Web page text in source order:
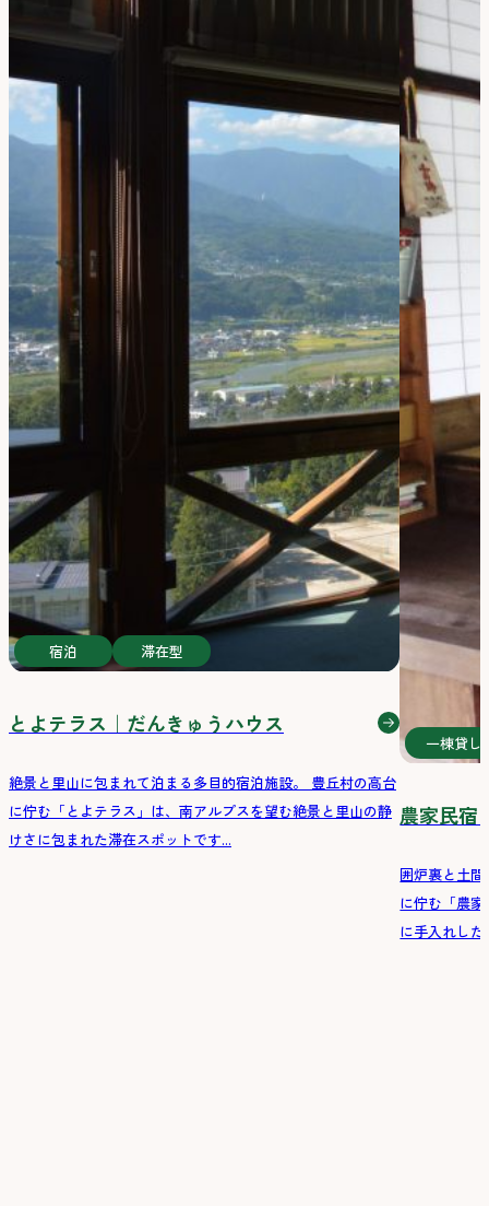
宿泊 滞在型
とよテラス｜だんきゅうハウス
絶景と里山に包まれて泊まる多目的宿泊施設。 豊丘村の高台
に佇む「とよテラス」は、南アルプスを望む絶景と里山の静
けさに包まれた滞在スポットです...
一棟貸し
農家民宿
囲炉裏と土
に佇む「農
に手入れし